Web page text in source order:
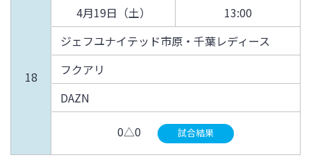
18
4月19日（土）
13:00
ジェフユナイテッド市原・千葉レディース
フクアリ
DAZN
0△0 試合結果